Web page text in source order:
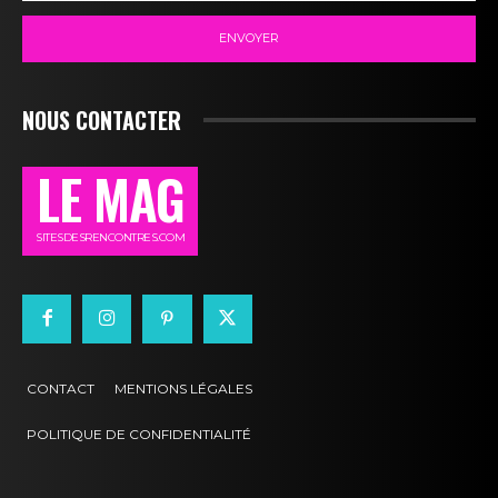
ENVOYER
NOUS CONTACTER
LE MAG
SITESDESRENCONTRES.COM
CONTACT MENTIONS LÉGALES
POLITIQUE DE CONFIDENTIALITÉ